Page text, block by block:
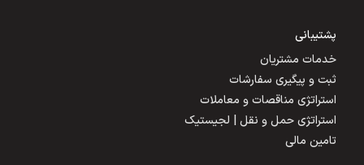
پشتیبانی
خدمات مشتریان
ثبت و پیگیری سفارشات
استراتژی مناقصات و معاملات
استراتژی حمل و نقل | لجیستیک
تامین مالی